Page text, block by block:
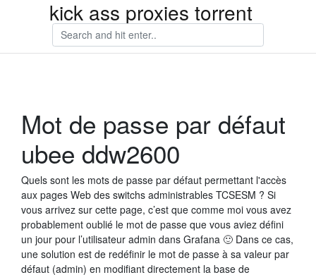
kick ass proxies torrent
Mot de passe par défaut
ubee ddw2600
Quels sont les mots de passe par défaut permettant l'accès
aux pages Web des switchs administrables TCSESM ? Si
vous arrivez sur cette page, c’est que comme moi vous avez
probablement oublié le mot de passe que vous aviez défini
un jour pour l’utilisateur admin dans Grafana 🙂 Dans ce cas,
une solution est de redéfinir le mot de passe à sa valeur par
défaut (admin) en modifiant directement la base de